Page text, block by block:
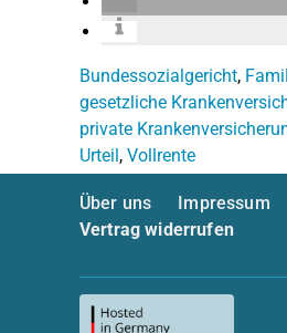
Bundessozialgericht,
gesetzliche
private
Urteil, Vollrente
Über uns Impressum
Vertrag widerrufen